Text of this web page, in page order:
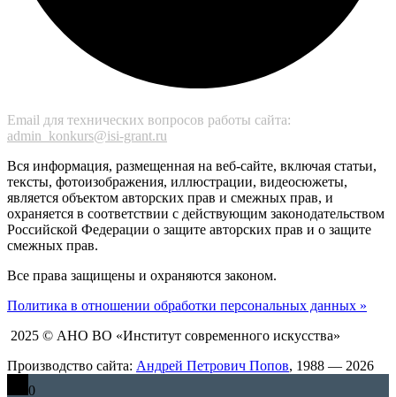
Email для технических вопросов работы сайта:
admin_konkurs@isi-grant.ru
Вся информация, размещенная на веб-сайте, включая статьи,
тексты, фотоизображения, иллюстрации, видеосюжеты,
является объектом авторских прав и смежных прав, и
охраняется в соответствии с действующим законодательством
Российской Федерации о защите авторских прав и о защите
смежных прав.
Все права защищены и охраняются законом.
Политика в отношении обработки персональных данных »
2025 © АНО ВО «Институт современного искусства»
Производство сайта: Андрей Петрович Попов, 1988 — 2026
0